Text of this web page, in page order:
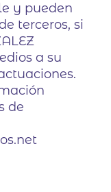
y pueden
terceros, si
a su
de